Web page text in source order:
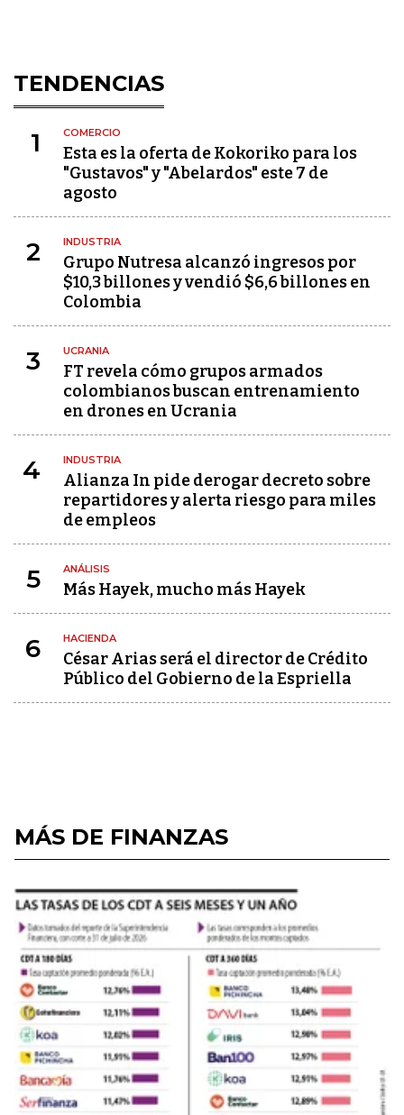
TENDENCIAS
1 COMERCIO
Esta es la oferta de Kokoriko para los
"Gustavos" y "Abelardos" este 7 de
agosto
2 INDUSTRIA
Grupo Nutresa alcanzó ingresos por
$10,3 billones y vendió $6,6 billones en
Colombia
3 UCRANIA
FT revela cómo grupos armados
colombianos buscan entrenamiento
en drones en Ucrania
4 INDUSTRIA
Alianza In pide derogar decreto sobre
repartidores y alerta riesgo para miles
de empleos
5 ANÁLISIS
Más Hayek, mucho más Hayek
6 HACIENDA
César Arias será el director de Crédito
Público del Gobierno de la Espriella
MÁS DE FINANZAS